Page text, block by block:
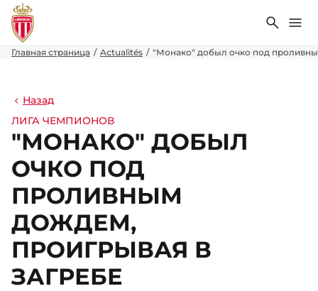
Поиск
Главная страница Actualités "Монако" добыл очко под
Назад
ЛИГА ЧЕМПИОНОВ
"МОНАКО" ДОБЫЛ
ОЧКО ПОД
ПРОЛИВНЫМ
ДОЖДЕМ,
ПРОИГРЫВАЯ В
ЗАГРЕБЕ